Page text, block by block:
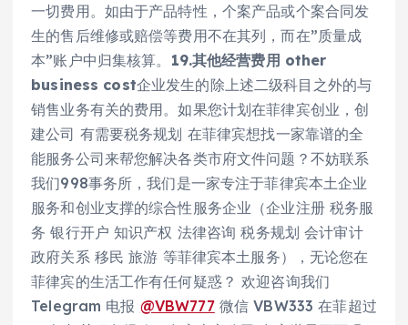
一切费用。如由于产品特性，个案产品或个案合同发
生的售后维修或赔偿等费用不在其列，而在”质量成
本”账户中归集核算。 19.其他经营费用 other
business cost企业发生的除上述二级科目之外的与
销售业务有关的费用。如果您计划在菲律宾创业，创
建公司 有需要税务规划 在菲律宾想找一家靠谱的全
能服务公司来帮您解决各类市府文件问题？不妨联系
我们998事务所，我们是一家专注于菲律宾本土企业
服务和创业支撑的综合性服务企业（企业注册 税务服
务 银行开户 知识产权 法律咨询 税务规划 会计审计
政府关系 移民 旅游 等菲律宾本土服务），无论您在
菲律宾的生活工作有任何疑惑？ 欢迎咨询我们
Telegram 电报 @VBW777微信 VBW333 在菲超过